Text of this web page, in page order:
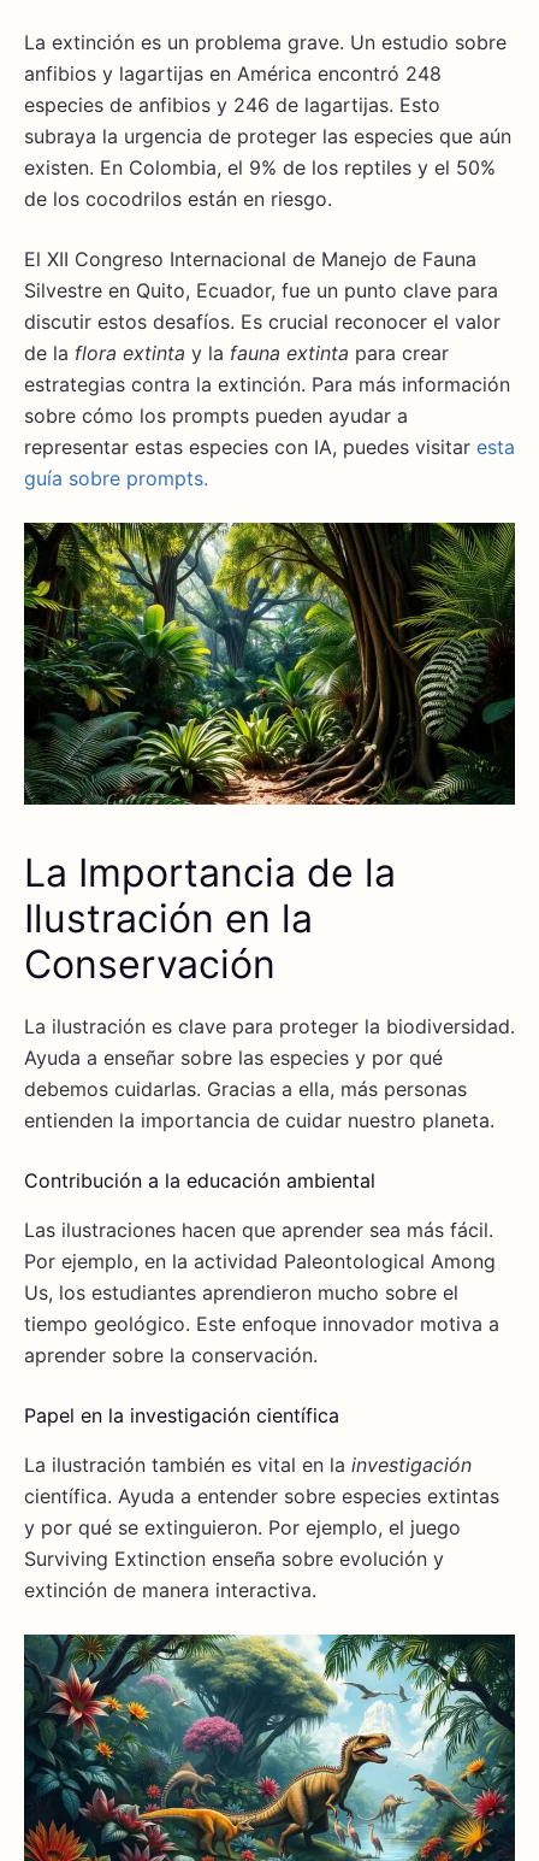
La extinción es un problema grave. Un estudio sobre
anfibios y lagartijas en América encontró 248
especies de anfibios y 246 de lagartijas. Esto
subraya la urgencia de proteger las especies que aún
existen. En Colombia, el 9% de los reptiles y el 50%
de los cocodrilos están en riesgo.
El XII Congreso Internacional de Manejo de Fauna
Silvestre en Quito, Ecuador, fue un punto clave para
discutir estos desafíos. Es crucial reconocer el valor
de la flora extinta y la fauna extinta para crear
estrategias contra la extinción. Para más información
sobre cómo los prompts pueden ayudar a
representar estas especies con IA, puedes visitar esta
guía sobre prompts.
La Importancia de la
Ilustración en la
Conservación
La ilustración es clave para proteger la biodiversidad.
Ayuda a enseñar sobre las especies y por qué
debemos cuidarlas. Gracias a ella, más personas
entienden la importancia de cuidar nuestro planeta.
Contribución a la educación ambiental
Las ilustraciones hacen que aprender sea más fácil.
Por ejemplo, en la actividad Paleontological Among
Us, los estudiantes aprendieron mucho sobre el
tiempo geológico. Este enfoque innovador motiva a
aprender sobre la conservación.
Papel en la investigación científica
La ilustración también es vital en la investigación
científica. Ayuda a entender sobre especies extintas
y por qué se extinguieron. Por ejemplo, el juego
Surviving Extinction enseña sobre evolución y
extinción de manera interactiva.